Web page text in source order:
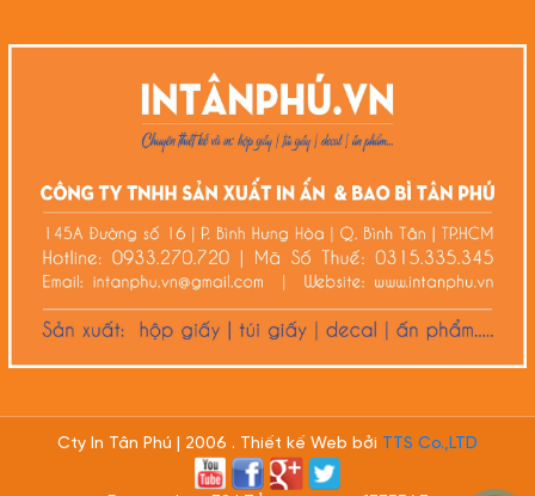
Cty In Tân Phú | 2006 . Thiết kế Web bởi TTS Co.,LTD